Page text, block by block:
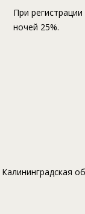
При
ночей 25%.
Калининградская